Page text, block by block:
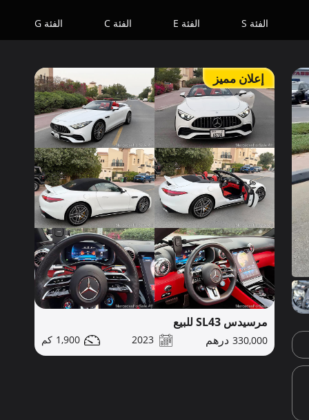
الفئة S الفئة E الفئة C الفئة G
إعلان مميز
مرسيدس SL43 للبيع
330,000
2023
1,900